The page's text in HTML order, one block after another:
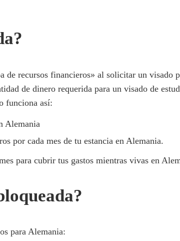
de recursos financieros» al solicitar un visado
de dinero requerida para un visado de
funciona así:
Alemania
por cada mes de tu estancia en Alemania.
para cubrir tus gastos mientras vivas en
para Alemania: